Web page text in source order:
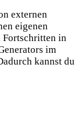
externen
⁤eigenen
Fortschritten ⁤in
im⁣
‍kannst ⁣du